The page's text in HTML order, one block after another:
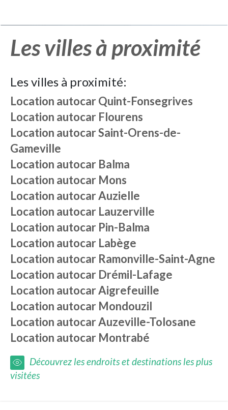
Les villes à proximité
Les villes à proximité:
Location autocarQuint-Fonsegrives
Location autocar Flourens
Location autocarSaint-Orens-de-
Gameville
Location autocar Balma
Location autocar Mons
Location autocarAuzielle
Location autocar Lauzerville
Location autocar Pin-Balma
Location autocar Labège
Location autocar Ramonville-Saint-Agne
Location autocar Drémil-Lafage
Location autocarAigrefeuille
Location autocar Mondouzil
Location autocarAuzeville-Tolosane
Location autocar Montrabé
Découvrez les endroits et destinations les plus
visitées